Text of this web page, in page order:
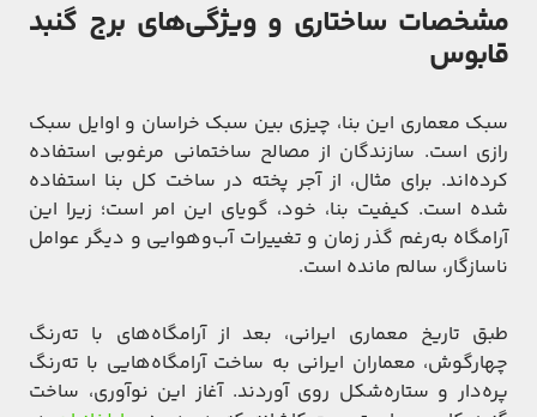
مشخصات ساختاری و ویژگی‌های برج گنبد
قابوس
سبک معماری این بنا، چیزی بین سبک خراسان و اوایل سبک
رازی است. سازندگان از مصالح ساختمانی مرغوبی استفاده
کرده‌اند. برای مثال، از آجر پخته در ساخت کل بنا استفاده
شده است. کیفیت بنا، خود، گویای این امر است؛ زیرا این
آرامگاه به‌رغم گذر زمان و تغییرات آب‌وهوایی و دیگر عوامل
ناسازگار، سالم مانده است.
طبق تاریخ معماری ایرانی، بعد از آرامگاه‌های با ته‌رنگ
چهارگوش، معماران ایرانی به ساخت آرامگاه‌هایی با ته‌رنگ
پره‌دار و ستاره‌شکل روی آوردند. آغاز این نوآوری، ساخت